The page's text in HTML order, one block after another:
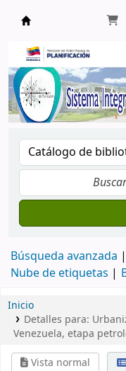
Búsqueda avanzada
Nube de etiquetas
Inicio
Detalles para:
Venezuela, etapa
Vista normal